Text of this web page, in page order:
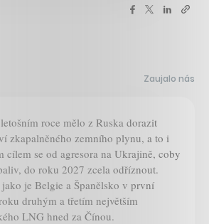
Zaujalo nás
roce mělo z Ruska dorazit
zkapalněného zemního plynu, a to i
cílem se od agresora na Ukrajině, coby
do roku 2027 zcela odříznout.
je Belgie a Španělsko v první
druhým a třetím největším
LNG hned za Čínou.